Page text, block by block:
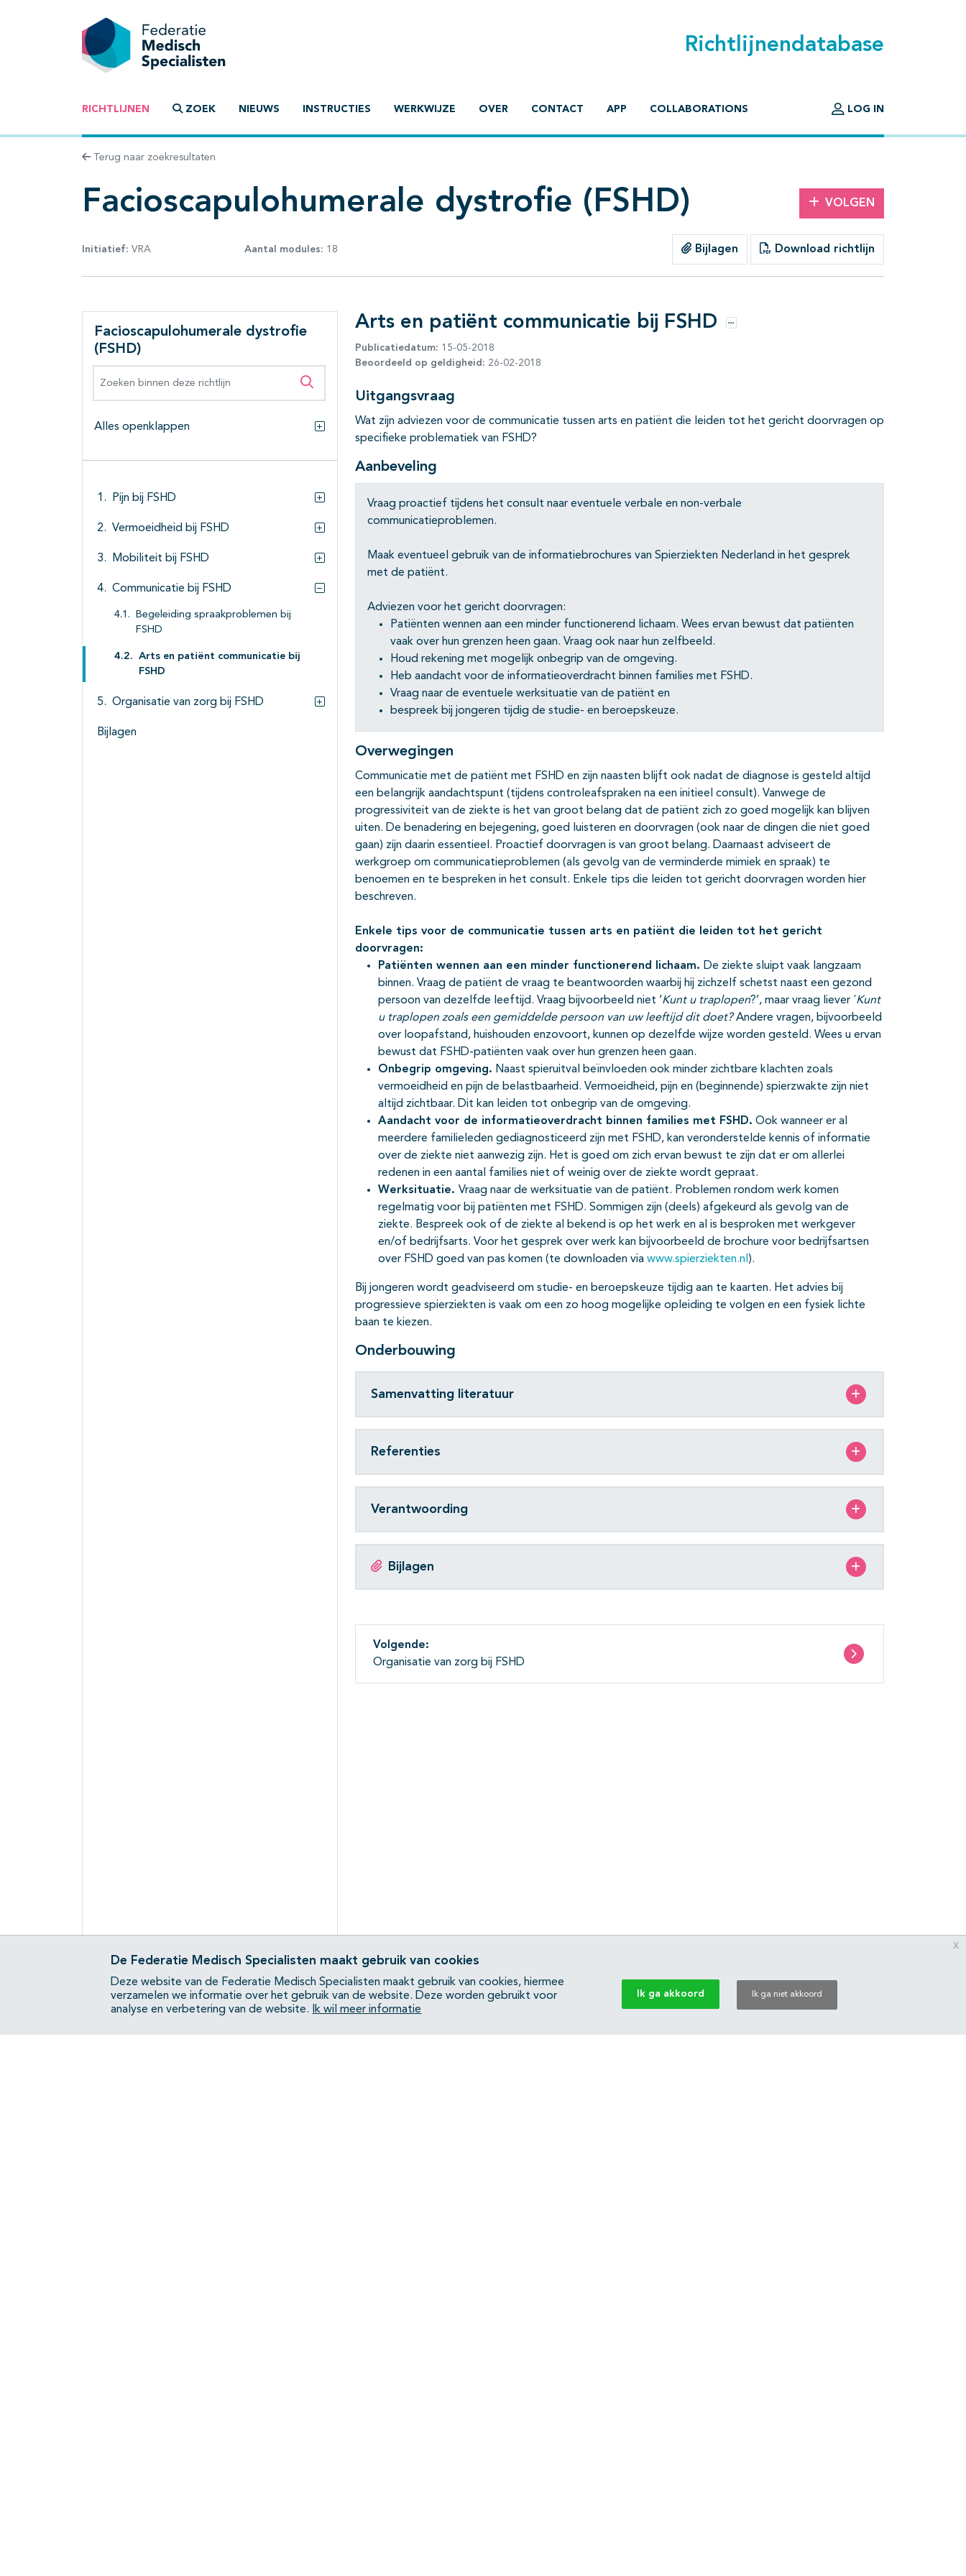
Richtlijnendatabase
RICHTLIJNEN ZOEK NIEUWS INSTRUCTIES WERKWIJZE OVER CONTACT APP COLLABORATIONS LOG IN
Terug naar zoekresultaten
Facioscapulohumerale dystrofie (FSHD) VOLGEN
Initiatief: VRA Aantal modules: 18 Bijlagen Download richtlijn
Facioscapulohumerale dystrofie
(FSHD)
Zoeken binnen deze richtlijn
Alles openklappen
Alles openklappen
Pijn bij FSHD
Subpagina's open- en dichtklappen
Vermoeidheid bij FSHD
Mobiliteit bij FSHD
Subpagina's open- en dichtklappen
Communicatie bij FSHD
Subpagina's open- en dichtklappen
Begeleiding spraakproblemen bij
FSHD
Arts en patiënt communicatie bij
FSHD
Organisatie van zorg bij FSHD
Subpagina's open- en dichtklappen
Bijlagen
Arts en patiënt communicatie bij FSHD Opties
Publicatiedatum: 15-05-2018
Beoordeeld op geldigheid: 26-02-2018
Uitgangsvraag
Wat zijn adviezen voor de communicatie tussen arts en patiënt die leiden tot het gericht doorvragen op
specifieke problematiek van FSHD?
Aanbeveling
Vraag proactief tijdens het consult naar eventuele verbale en non-verbale
communicatieproblemen.
Maak eventueel gebruik van de informatiebrochures van Spierziekten Nederland in het gesprek
met de patiënt.
Adviezen voor het gericht doorvragen:
Patiënten wennen aan een minder functionerend lichaam. Wees ervan bewust dat patiënten
vaak over hun grenzen heen gaan. Vraag ook naar hun zelfbeeld.
Houd rekening met mogelijk onbegrip van de omgeving.
Heb aandacht voor de informatieoverdracht binnen families met FSHD.
Vraag naar de eventuele werksituatie van de patiënt en
bespreek bij jongeren tijdig de studie- en beroepskeuze.
Overwegingen
Communicatie met de patiënt met FSHD en zijn naasten blijft ook nadat de diagnose is gesteld altijd
een belangrijk aandachtspunt (tijdens controleafspraken na een initieel consult). Vanwege de
progressiviteit van de ziekte is het van groot belang dat de patiënt zich zo goed mogelijk kan blijven
uiten. De benadering en bejegening, goed luisteren en doorvragen (ook naar de dingen die niet goed
gaan) zijn daarin essentieel. Proactief doorvragen is van groot belang. Daarnaast adviseert de
werkgroep om communicatieproblemen (als gevolg van de verminderde mimiek en spraak) te
benoemen en te bespreken in het consult. Enkele tips die leiden tot gericht doorvragen worden hier
beschreven.
Enkele tips voor de communicatie tussen arts en patiënt die leiden tot het gericht
doorvragen:
Patiënten wennen aan een minder functionerend lichaam. De ziekte sluipt vaak langzaam
binnen. Vraag de patiënt de vraag te beantwoorden waarbij hij zichzelf schetst naast een gezond
persoon van dezelfde leeftijd. Vraag bijvoorbeeld niet ‘Kunt u traplopen?’, maar vraag liever ´Kunt
u traplopen zoals een gemiddelde persoon van uw leeftijd dit doet?Andere vragen, bijvoorbeeld
over loopafstand, huishouden enzovoort, kunnen op dezelfde wijze worden gesteld. Wees u ervan
bewust dat FSHD-patiënten vaak over hun grenzen heen gaan.
Onbegrip omgeving. Naast spieruitval beïnvloeden ook minder zichtbare klachten zoals
vermoeidheid en pijn de belastbaarheid. Vermoeidheid, pijn en (beginnende) spierzwakte zijn niet
altijd zichtbaar. Dit kan leiden tot onbegrip van de omgeving.
Aandacht voor de informatieoverdracht binnen families met FSHD. Ook wanneer er al
meerdere familieleden gediagnosticeerd zijn met FSHD, kan veronderstelde kennis of informatie
over de ziekte niet aanwezig zijn. Het is goed om zich ervan bewust te zijn dat er om allerlei
redenen in een aantal families niet of weinig over de ziekte wordt gepraat.
Werksituatie. Vraag naar de werksituatie van de patiënt. Problemen rondom werk komen
regelmatig voor bij patiënten met FSHD. Sommigen zijn (deels) afgekeurd als gevolg van de
ziekte. Bespreek ook of de ziekte al bekend is op het werk en al is besproken met werkgever
en/of bedrijfsarts. Voor het gesprek over werk kan bijvoorbeeld de brochure voor bedrijfsartsen
over FSHD goed van pas komen (te downloaden via www.spierziekten.nl).
Bij jongeren wordt geadviseerd om studie- en beroepskeuze tijdig aan te kaarten. Het advies bij
progressieve spierziekten is vaak om een zo hoog mogelijke opleiding te volgen en een fysiek lichte
baan te kiezen.
Onderbouwing
Samenvatting literatuur
Referenties
Verantwoording
Bijlagen
Volgende:
Organisatie van zorg bij FSHD
De Federatie Medisch Specialisten maakt gebruik van cookies
Deze website van de Federatie Medisch Specialisten maakt gebruik van cookies, hiermee
verzamelen we informatie over het gebruik van de website. Deze worden gebruikt voor
analyse en verbetering van de website.
Ik wil meer informatie
Ik ga akkoord Ik ga niet akkoord
x